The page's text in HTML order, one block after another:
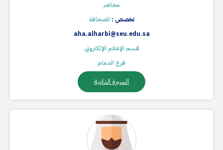
محاضر
تخصص : الصحافة
aha.alharbi@seu.edu.sa
قسم الإعلام الإلكتروني
فرع الدمام
السيرة الذاتية